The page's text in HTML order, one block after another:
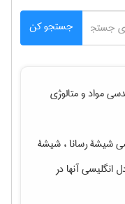
جستجو کن
مواد و متالوژی
شیشۀ رسانا ، شیشۀ
انگلیسی آنها در